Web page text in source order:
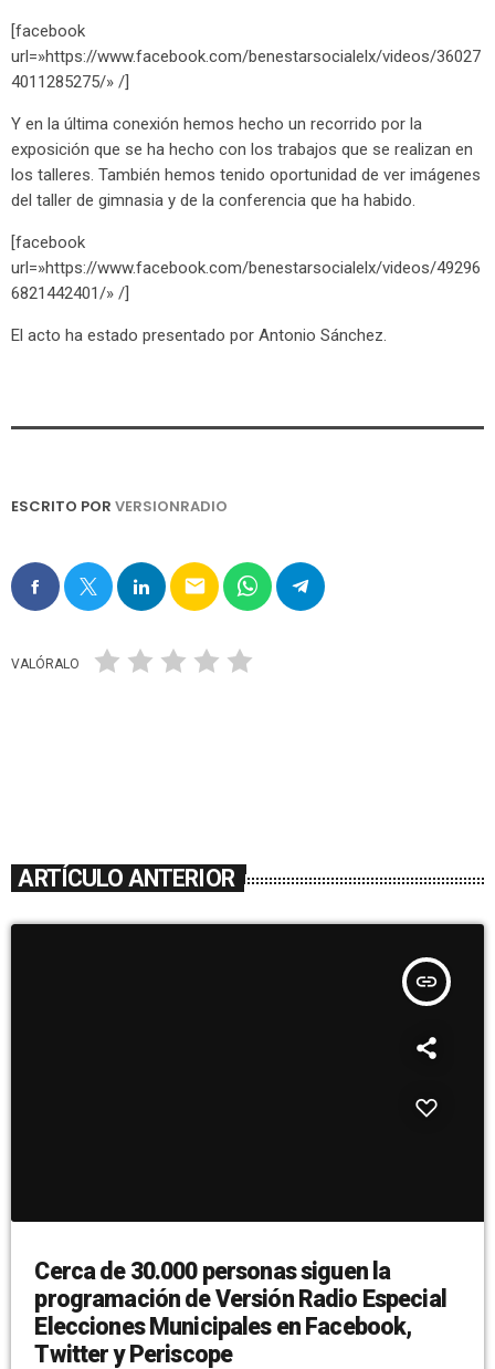
[facebook
url=»https://www.facebook.com/benestarsocialelx/videos/36027
4011285275/» /]
Y en la última conexión hemos hecho un recorrido por la
exposición que se ha hecho con los trabajos que se realizan en
los talleres. También hemos tenido oportunidad de ver imágenes
del taller de gimnasia y de la conferencia que ha habido.
[facebook
url=»https://www.facebook.com/benestarsocialelx/videos/49296
6821442401/» /]
El acto ha estado presentado por Antonio Sánchez.
ESCRITO POR VERSIONRADIO
email
VALÓRALO
ARTÍCULO ANTERIOR
insert_link
Cerca de 30.000 personas siguen la
programación de Versión Radio Especial
Elecciones Municipales en Facebook,
Twitter y Periscope